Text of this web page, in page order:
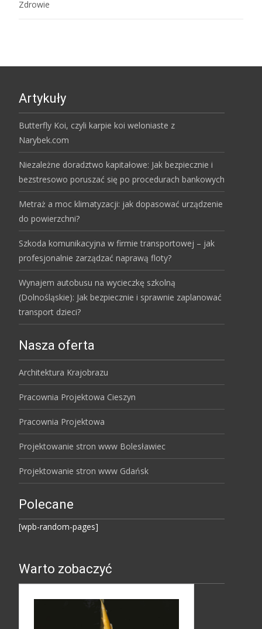
Zdrowie
Artykuły
Butterfly Koi, czyli karpie koi weloniaste z
Narybek.com
Niezależne doradztwo kapitałowe: Jak bezpiecznie i
bezstresowo poruszać się po procedurach bankowych
Metraż a moc klimatyzacji: jak dopasować urządzenie
do powierzchni?
Szkoda komunikacyjna w firmie transportowej – jak
profesjonalnie zarządzać naprawą floty?
Wynajem autobusu na wycieczkę szkolną
(Dolnośląskie): Jak bezpiecznie i sprawnie zaplanować
transport dzieci?
Nasza oferta
Architektura Krajobrazu
Pracownia Projektowa Cieszyn
Pracownia Projektowa
Projektowanie stron www Bolesławiec
Projektowanie stron www Gdańsk
Polecane
[wpb-random-pages]
Warto zobaczyć